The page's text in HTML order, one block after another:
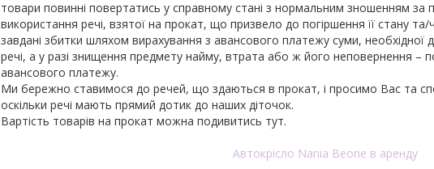
товари повинні повертатись у справному с­тані з нормальним зношенням за
використання речі, взятої на прокат, що призвело до погіршення її стану
завдані збитки шляхом вирахування з авансового платежу суми, необхідної
речі, а у разі знищення предмету найму, втрата або ж його неповернення –
авансового платежу.
Ми бережно ставимося до речей, що здаються в прокат, і просимо Вас та
оскільки речі мають прямий дотик до наших діточок.
Вартість товарів на прокат можна подивитись тут.
Автокрісло Nania Beone в аренду